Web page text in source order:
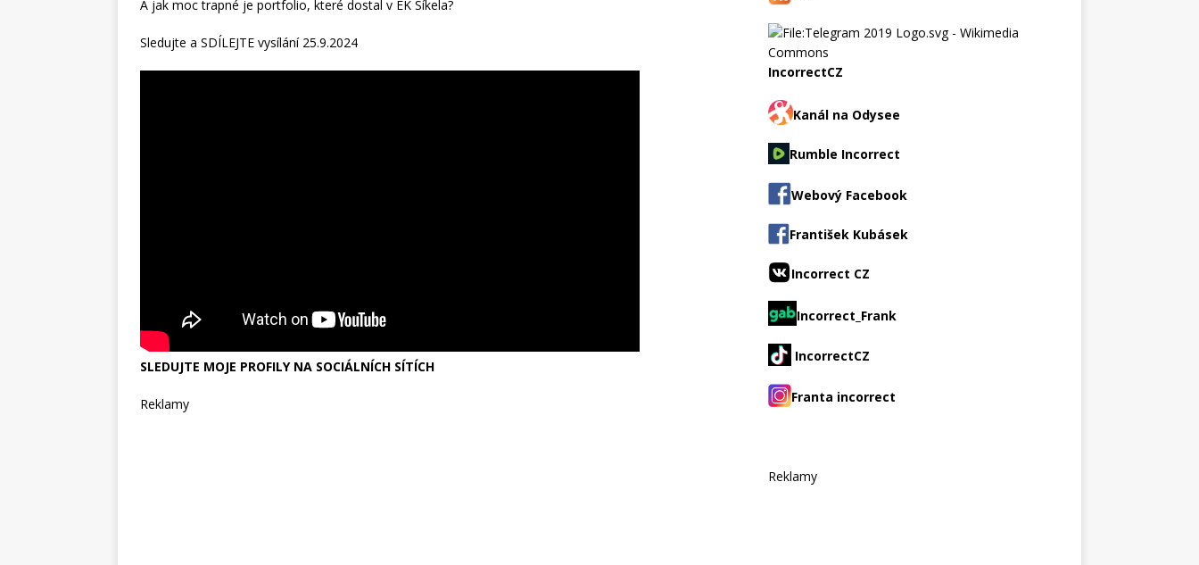
A jak moc trapné je portfolio, které dostal v EK Síkela?
Sledujte a SDÍLEJTE vysílání 25.9.2024
SLEDUJTE MOJE PROFILY NA SOCIÁLNÍCH SÍTÍCH
Reklamy
IncorrectCZ
Kanál na Odysee
Rumble Incorrect
Webový Facebook
František Kubásek
Incorrect CZ
Incorrect_Frank
IncorrectCZ
Franta incorrect
Reklamy